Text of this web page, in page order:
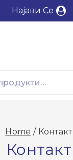
Најави Се
Home / Контакт
Контакт